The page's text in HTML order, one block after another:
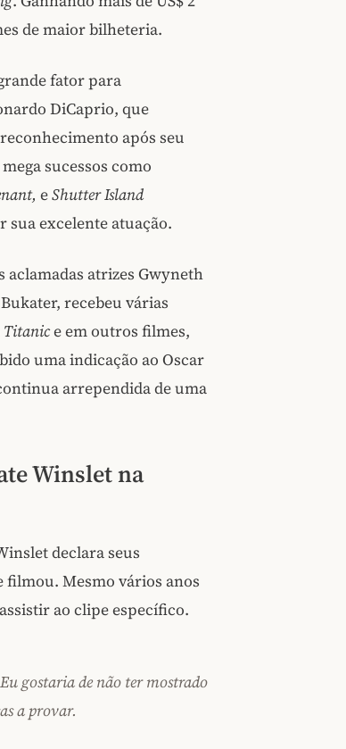
de maior bilheteria.
fator para
DiCaprio, que
após seu
sucessos como
eShutter Island
excelente atuação.
aclamadas atrizes Gwyneth
recebeu várias
Titanice em outros filmes,
uma indicação ao Oscar
arrependida de uma
Winslet na
declara seus
filmou. Mesmo vários anos
ao clipe específico.
gostaria de não ter mostrado
a provar.